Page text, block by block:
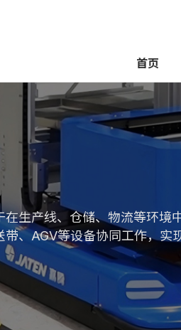
首页
生产线、仓储、物流等环境
、AGV等设备协同工作，实